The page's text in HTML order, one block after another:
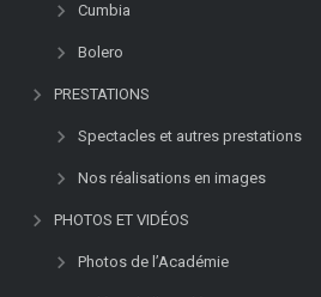
Cumbia
Bolero
PRESTATIONS
Spectacles et autres prestations
Nos réalisations en images
PHOTOS ET VIDÉOS
Photos de l’Académie